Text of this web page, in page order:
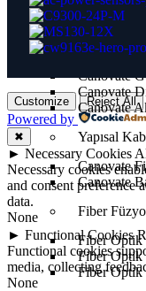
Rack
Canovate
Canovate
Canovate
Canovate
Canovate
Yapısal
Canovate
Canovate
Fiber
Fiber Optik
Fiber Optik
Fiber Optik
Customize Reject All
Powered by
✖
► Necessary Cookies
Necessary cookies
and consent preference
data.
None
► Functional Cookies
Functional cookies
media, collecting
None